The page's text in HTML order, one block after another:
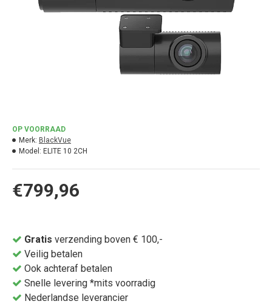
€799,96
OP VOORRAAD
Merk: BlackVue
Model: ELITE 10 2CH
Gratis verzending boven € 100,-
Veilig betalen
Ook achteraf betalen
Snelle levering *mits voorradig
Nederlandse leverancier